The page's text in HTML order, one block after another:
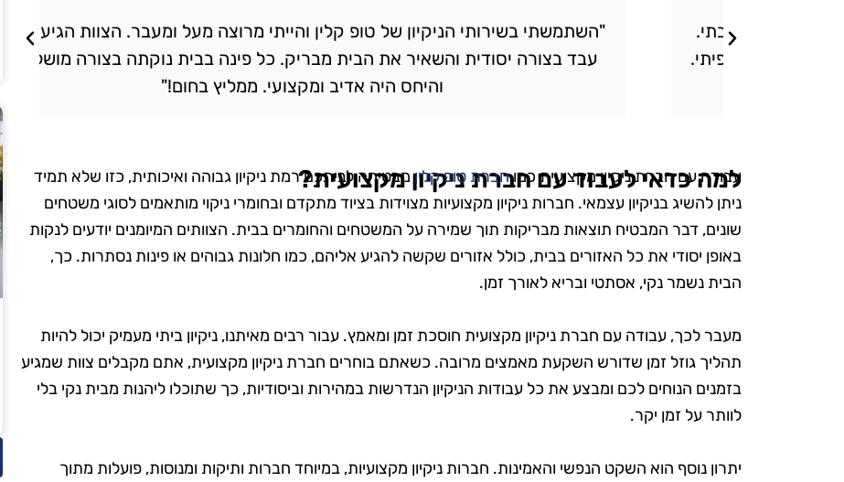
"השתמשתי בשירותי הניקיון של טופ קלין והייתי מרוצה מעל ומעבר. הצוות הגיע בזמן,
עבד בצורה יסודית והשאיר את הבית מבריק. כל פינה בבית נוקתה בצורה מושלמת,
והיחס היה אדיב ומקצועי. ממליץ בחום!"
למה כדאי לעבוד עם חברת ניקיון מקצועית?
עבודה עם חברת ניקיון מקצועית כמוחברת טופ קליןמבטיחה לביתכם רמת ניקיון גבוהה ואיכותית, כזו שלא תמיד
ניתן להשיג בניקיון עצמאי. חברות ניקיון מקצועיות מצוידות בציוד מתקדם ובחומרי ניקוי מותאמים לסוגי משטחים
שונים, דבר המבטיח תוצאות מבריקות תוך שמירה על המשטחים והחומרים בבית. הצוותים המיומנים יודעים לנקות
באופן יסודי את כל האזורים בבית, כולל אזורים שקשה להגיע אליהם, כמו חלונות גבוהים או פינות נסתרות. כך,
הבית נשמר נקי, אסתטי ובריא לאורך זמן.
מעבר לכך, עבודה עם חברת ניקיון מקצועית חוסכת זמן ומאמץ. עבור רבים מאיתנו, ניקיון ביתי מעמיק יכול להיות
תהליך גוזל זמן שדורש השקעת מאמצים מרובה. כשאתם בוחרים חברת ניקיון מקצועית, אתם מקבלים צוות שמגיע
בזמנים הנוחים לכם ומבצע את כל עבודות הניקיון הנדרשות במהירות וביסודיות, כך שתוכלו ליהנות מבית נקי בלי
לוותר על זמן יקר.
יתרון נוסף הוא השקט הנפשי והאמינות. חברות ניקיון מקצועיות, במיוחד חברות ותיקות ומנוסות, פועלות מתוך